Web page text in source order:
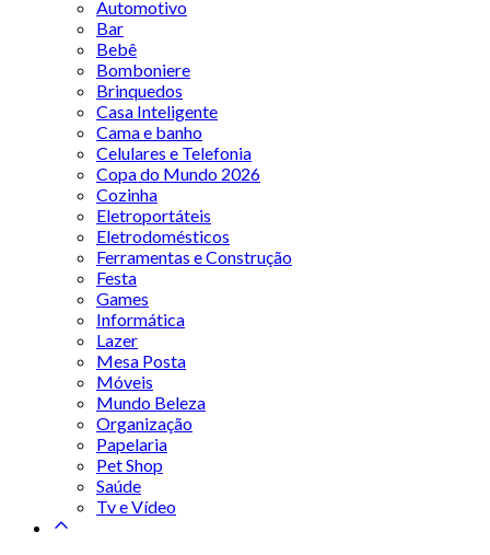
Automotivo
Bar
Bebê
Bomboniere
Brinquedos
Casa Inteligente
Cama e banho
Celulares e Telefonia
Copa do Mundo 2026
Cozinha
Eletroportáteis
Eletrodomésticos
Ferramentas e Construção
Festa
Games
Informática
Lazer
Mesa Posta
Móveis
Mundo Beleza
Organização
Papelaria
Pet Shop
Saúde
Tv e Vídeo